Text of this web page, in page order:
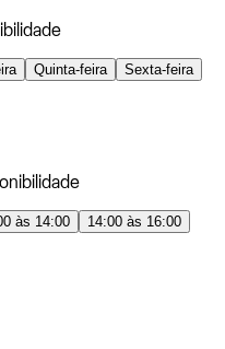
Quinta-feira
Sexta-feira
às 14:00
14:00 às 16:00